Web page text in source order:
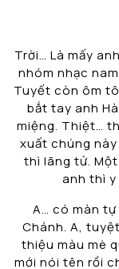
Trời… Là mấy
nhóm nhạc
Tuyết còn ôm
bắt tay anh
miệng. Thiệt…
xuất chúng
thì lãng tử.
anh thì
A… có màn
Chánh. A,
thiệu màu mè
mới nói tên rồi